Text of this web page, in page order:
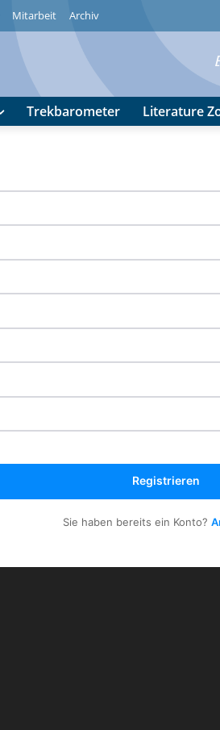
Mitarbeit Archiv
Trekbarometer Literature
Registrieren
Sie haben bereits ein Konto?